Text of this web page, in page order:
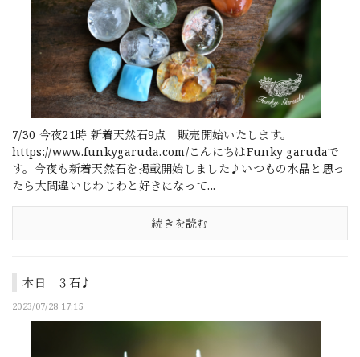
7/30 今夜21時 新着天然石9点 販売開始いたします。
https://www.funkygaruda.com/こんにちはFunky garudaで
す。今夜も新着天然石を掲載開始しました♪いつもの水晶と思っ
たら大間違いじわじわと好きになって...
続きを読む
本日 ３石♪
2023/07/28 17:15